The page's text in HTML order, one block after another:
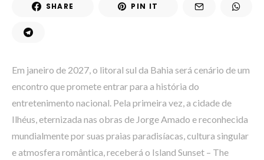
SHARE PIN IT
Em janeiro de 2027, o litoral sul da Bahia será cenário de um
encontro que promete entrar para a história do
entretenimento nacional. Pela primeira vez, a cidade de
Ilhéus, eternizada nas obras de Jorge Amado e reconhecida
mundialmente por suas praias paradisíacas, cultura singular
e atmosfera romântica, receberá o Island Sunset – The